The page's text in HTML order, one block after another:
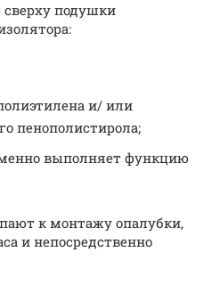
сверху подушки
и/ или
пенополистирола;
выполняет функцию
к монтажу опалубки,
и непосредственно